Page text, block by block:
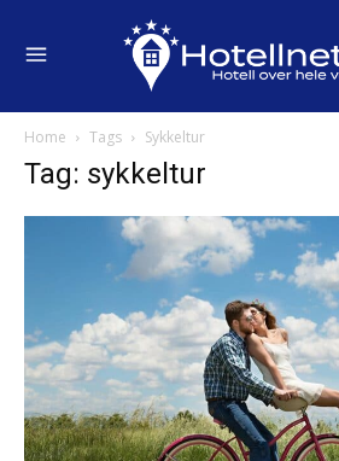
Home Tags Sykkeltur
Tag: sykkeltur